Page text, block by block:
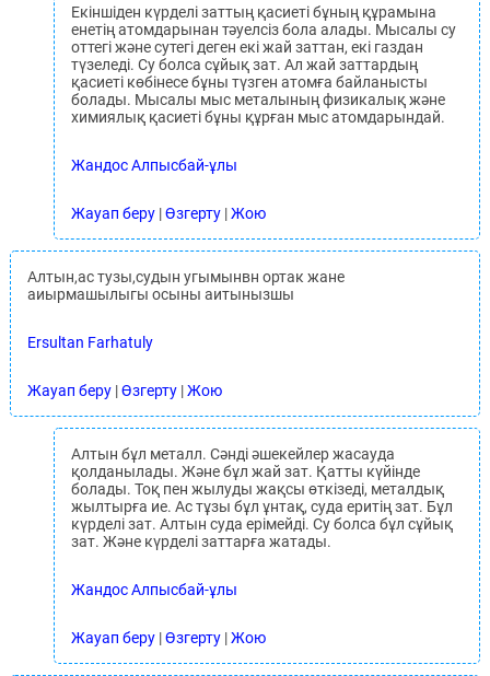
Екіншіден күрделі заттың қасиеті бұның құрамына
енетің атомдарынан тәуелсіз бола алады. Мысалы су
оттегі және сутегі деген екі жай заттан, екі газдан
түзеледі. Су болса сұйық зат. Ал жай заттардың
қасиеті көбінесе бұны түзген атомға байланысты
болады. Мысалы мыс металының физикалық және
химиялық қасиеті бұны құрған мыс атомдарындай.
Жандос Алпысбай-ұлы
Жауап беру|Өзгерту|Жою
Алтын,ас тузы,судын угымынвн ортак жане
аиырмашылыгы осыны аитынызшы
Ersultan Farhatuly
Жауап беру|Өзгерту|Жою
Алтын бұл металл. Сәнді әшекейлер жасауда
қолданылады. Және бұл жай зат. Қатты күйінде
болады. Тоқ пен жылуды жақсы өткізеді, металдық
жылтырға ие. Ас тұзы бұл ұнтақ, суда еритің зат. Бұл
күрделі зат. Алтын суда ерімейді. Су болса бұл сұйық
зат. Және күрделі заттарға жатады.
Жандос Алпысбай-ұлы
Жауап беру|Өзгерту|Жою